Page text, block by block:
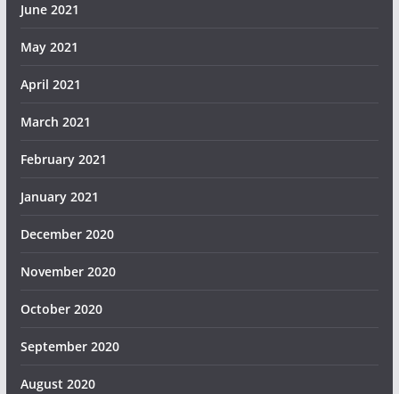
June 2021
May 2021
April 2021
March 2021
February 2021
January 2021
December 2020
November 2020
October 2020
September 2020
August 2020